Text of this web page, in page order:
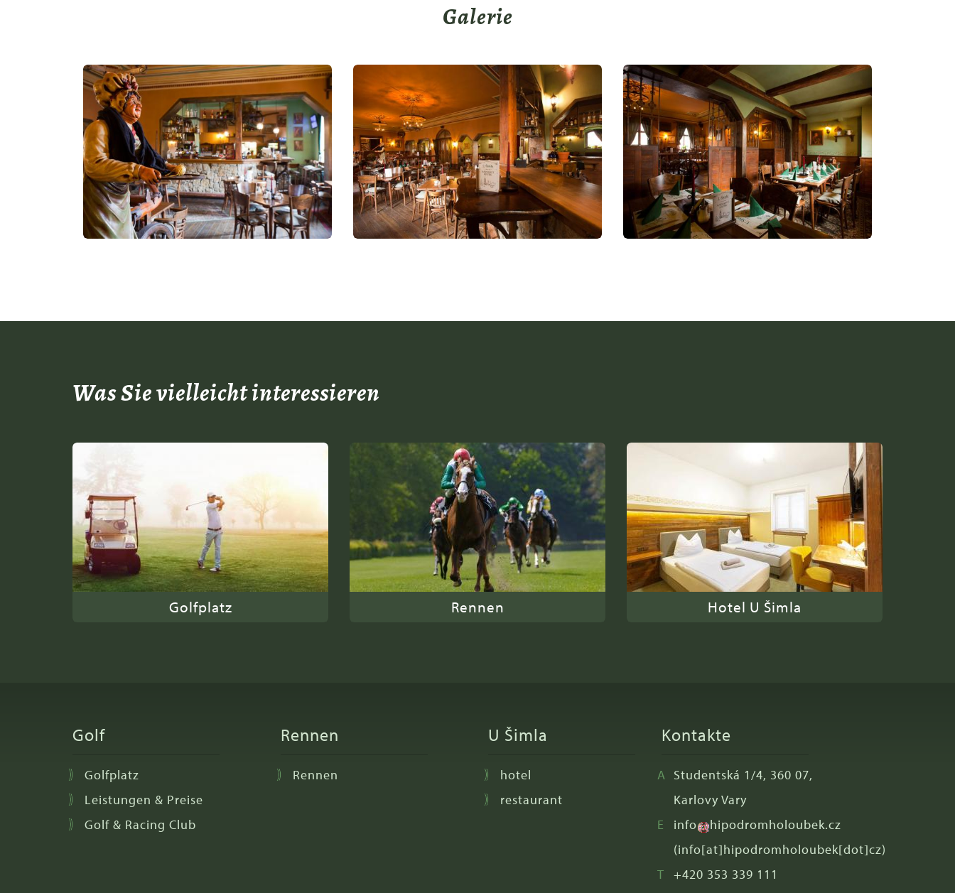
Galerie
Was Sie vielleicht interessieren
Golfplatz Rennen Hotel U Šimla
Golf
Golfplatz
Leistungen & Preise
Golf & Racing Club
Rennen
Rennen
U Šimla
hotel
restaurant
Kontakte
Studentská 1/4, 360 07,
Karlovy Vary
info
hipodromholoubek.cz
(info[at]hipodromholoubek[dot]cz)
+420 353 339 111